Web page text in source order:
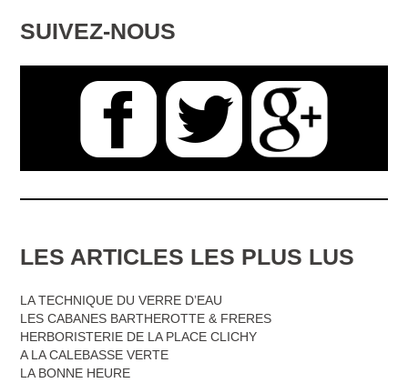
SUIVEZ-NOUS
LES ARTICLES LES PLUS LUS
LA TECHNIQUE DU VERRE D’EAU
LES CABANES BARTHEROTTE & FRERES
HERBORISTERIE DE LA PLACE CLICHY
A LA CALEBASSE VERTE
LA BONNE HEURE